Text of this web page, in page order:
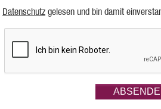
Datenschutz gelesen und bin damit